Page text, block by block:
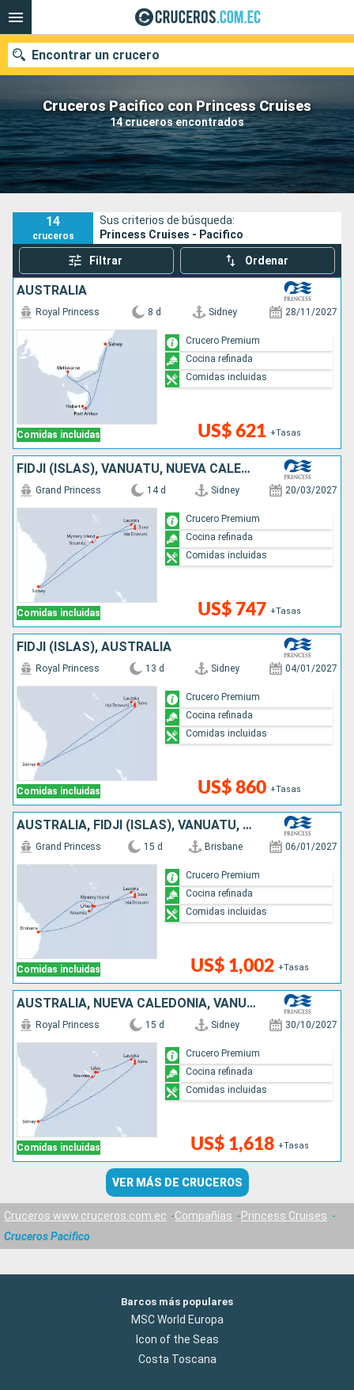
Cruceros Pacifico con Princess Cruises
14 cruceros encontrados
Encontrar un crucero
Nuestros destinos
Fecha de salida
Puertos
Buscar
14
cruceros
Sus criterios de búsqueda:
Princess Cruises - Pacifico
Filtrar Ordenar
AUSTRALIA
Comidas incluidas
Royal Princess 8 d Sidney 28/11/2027
US$ 621 +Tasas
Crucero Premium
Cocina refinada
Comidas incluidas
FIDJI (ISLAS), VANUATU, NUEVA CALEDONIA, AUSTRALIA
Comidas incluidas
Grand Princess 14 d Sidney 20/03/2027
US$ 747 +Tasas
Crucero Premium
Cocina refinada
Comidas incluidas
FIDJI (ISLAS), AUSTRALIA
Comidas incluidas
Royal Princess 13 d Sidney 04/01/2027
US$ 860 +Tasas
Crucero Premium
Cocina refinada
Comidas incluidas
AUSTRALIA, FIDJI (ISLAS), VANUATU, NUEVA CALEDONIA
Comidas incluidas
Grand Princess 15 d Brisbane 06/01/2027
US$ 1,002 +Tasas
Crucero Premium
Cocina refinada
Comidas incluidas
AUSTRALIA, NUEVA CALEDONIA, VANUATU, FIDJI (ISLAS)
Comidas incluidas
Royal Princess 15 d Sidney 30/10/2027
US$ 1,618 +Tasas
Crucero Premium
Cocina refinada
Comidas incluidas
VER MÁS DE CRUCEROS
Cruceros www.cruceros.com.ec Compañías
Princess Cruises
Cruceros Pacifico
Barcos más populares
MSC World Europa
Icon of the Seas
Costa Toscana